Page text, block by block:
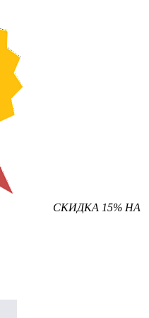
СКИДКА 15% НА